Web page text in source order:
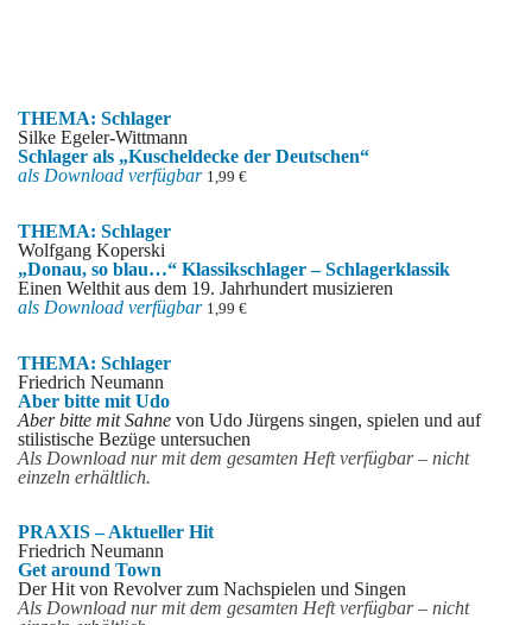
THEMA: Schlager
Silke Egeler-Wittmann
Schlager als „Kuscheldecke der Deutschen“
als Download verfügbar 1,99 €
THEMA: Schlager
Wolfgang Koperski
„Donau, so blau…“ Klassikschlager – Schlagerklassik
Einen Welthit aus dem 19. Jahrhundert musizieren
als Download verfügbar 1,99 €
THEMA: Schlager
Friedrich Neumann
Aber bitte mit Udo
Aber bitte mit Sahne von Udo Jürgens singen, spielen und auf
stilistische Bezüge untersuchen
Als Download nur mit dem gesamten Heft verfügbar – nicht
einzeln erhältlich.
PRAXIS – Aktueller Hit
Friedrich Neumann
Get around Town
Der Hit von Revolver zum Nachspielen und Singen
Als Download nur mit dem gesamten Heft verfügbar – nicht